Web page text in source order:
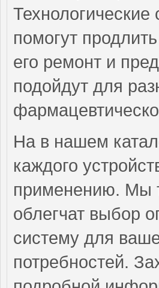
помогут
его ремонт и
подойдут для
На в нашем
каждого
применению. Мы
облегчат выбор
систему для
потребностей.